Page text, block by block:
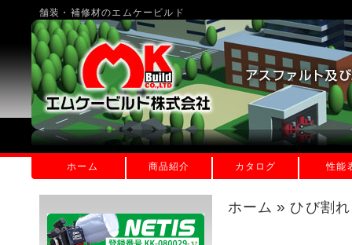
舗装・補修材のエムケービルド
ホーム 商品紹介 カタログ 性能
ホーム » ひび割